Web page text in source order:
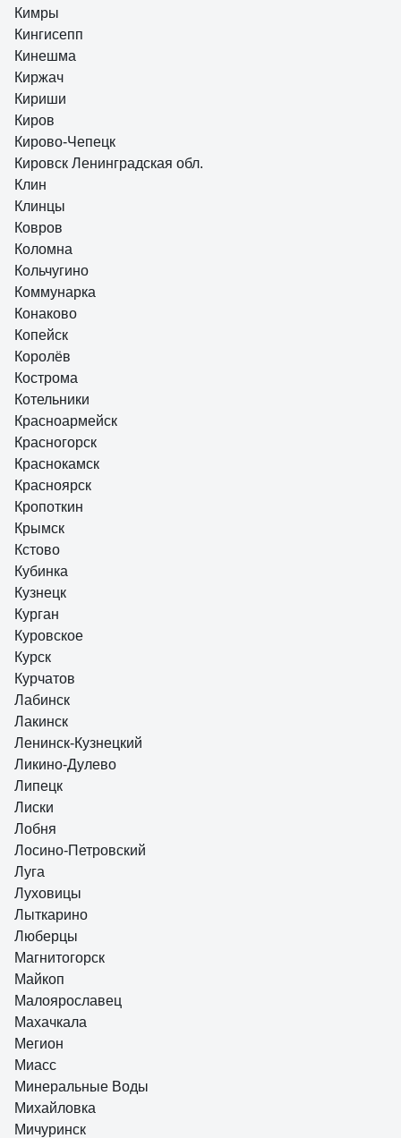
Кимры
Кингисепп
Кинешма
Киржач
Кириши
Киров
Кирово-Чепецк
Кировск Ленинградская обл.
Клин
Клинцы
Ковров
Коломна
Кольчугино
Коммунарка
Конаково
Копейск
Королёв
Кострома
Котельники
Красноармейск
Красногорск
Краснокамск
Красноярск
Кропоткин
Крымск
Кстово
Кубинка
Кузнецк
Курган
Куровское
Курск
Курчатов
Лабинск
Лакинск
Ленинск-Кузнецкий
Ликино-Дулево
Липецк
Лиски
Лобня
Лосино-Петровский
Луга
Луховицы
Лыткарино
Люберцы
Магнитогорск
Майкоп
Малоярославец
Махачкала
Мегион
Миасс
Минеральные Воды
Михайловка
Мичуринск